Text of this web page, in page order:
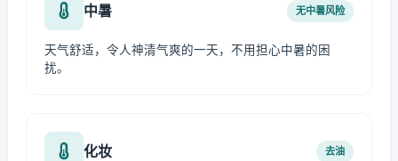
中暑 无中暑风险
天气舒适，令人神清气爽的一天，不用担心中暑的困
扰。
化妆 去油